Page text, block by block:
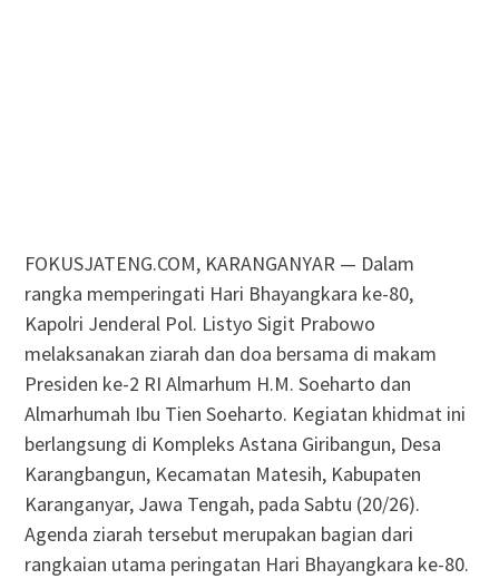
FOKUSJATENG.COM, KARANGANYAR — Dalam
rangka memperingati Hari Bhayangkara ke-80,
Kapolri Jenderal Pol. Listyo Sigit Prabowo
melaksanakan ziarah dan doa bersama di makam
Presiden ke-2 RI Almarhum H.M. Soeharto dan
Almarhumah Ibu Tien Soeharto. Kegiatan khidmat ini
berlangsung di Kompleks Astana Giribangun, Desa
Karangbangun, Kecamatan Matesih, Kabupaten
Karanganyar, Jawa Tengah, pada Sabtu (20/26).
Agenda ziarah tersebut merupakan bagian dari
rangkaian utama peringatan Hari Bhayangkara ke-80.